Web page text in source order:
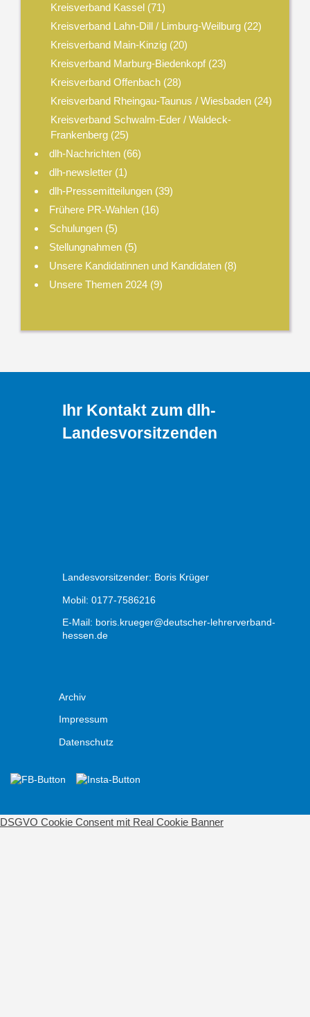
Kreisverband Kassel(71)
Kreisverband Lahn-Dill / Limburg-Weilburg(22)
Kreisverband Main-Kinzig(20)
Kreisverband Marburg-Biedenkopf(23)
Kreisverband Offenbach(28)
Kreisverband Rheingau-Taunus / Wiesbaden(24)
Kreisverband Schwalm-Eder / Waldeck-
Frankenberg(25)
dlh-Nachrichten (66)
dlh-newsletter (1)
dlh-Pressemitteilungen (39)
Frühere PR-Wahlen (16)
Schulungen (5)
Stellungnahmen (5)
Unsere Kandidatinnen und Kandidaten (8)
Unsere Themen 2024 (9)
Ihr Kontakt zum dlh-
Landesvorsitzenden
Landesvorsitzender: Boris Krüger
Mobil: 0177-7586216
E-Mail: boris.krueger@deutscher-lehrerverband-
hessen.de
Archiv
Impressum
Datenschutz
DSGVO Cookie Consent mit Real Cookie Banner